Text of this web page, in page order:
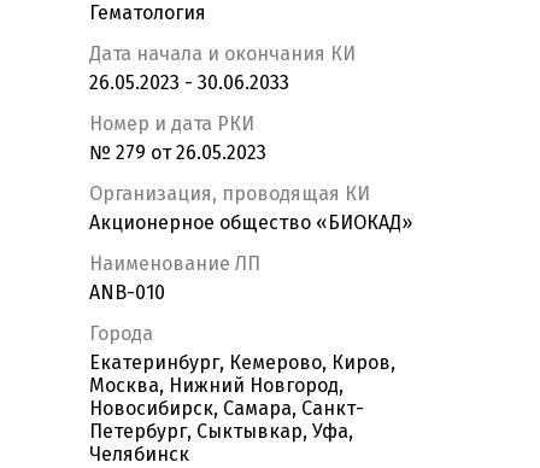
Гематология
Дата начала и окончания КИ
26.05.2023 - 30.06.2033
Номер и дата РКИ
№ 279 от 26.05.2023
Организация, проводящая КИ
Акционерное общество «БИОКАД»
Наименование ЛП
ANB-010
Города
Екатеринбург, Кемерово, Киров,
Москва, Нижний Новгород,
Новосибирск, Самара, Санкт-
Петербург, Сыктывкар, Уфа,
Челябинск